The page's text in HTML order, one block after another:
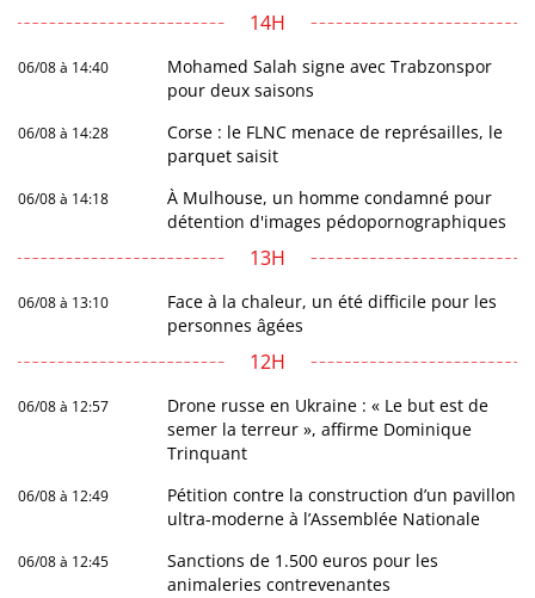
14H
06/08 à 14:40
Mohamed Salah signe avec Trabzonspor
pour deux saisons
06/08 à 14:28
Corse : le FLNC menace de représailles, le
parquet saisit
06/08 à 14:18
À Mulhouse, un homme condamné pour
détention d'images pédopornographiques
13H
06/08 à 13:10
Face à la chaleur, un été difficile pour les
personnes âgées
12H
06/08 à 12:57
Drone russe en Ukraine : « Le but est de
semer la terreur », affirme Dominique
Trinquant
06/08 à 12:49
Pétition contre la construction d’un pavillon
ultra-moderne à l’Assemblée Nationale
06/08 à 12:45
Sanctions de 1.500 euros pour les
animaleries contrevenantes